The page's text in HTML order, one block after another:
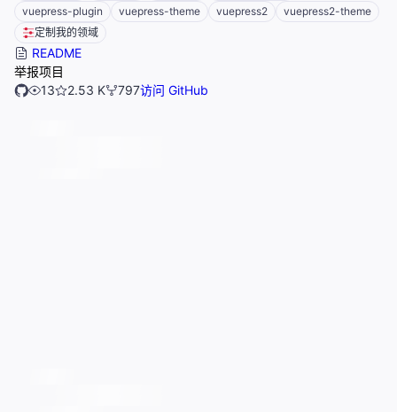
vuepress-plugin
vuepress-theme vuepress2
vuepress2-theme
定制我的领域
README
举报项目
13
2.53 K 797访问 GitHub